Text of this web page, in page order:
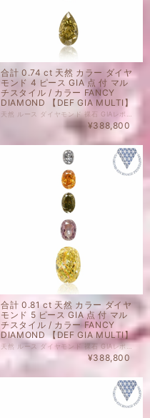
合計 0.74 ct 天然 カラー ダイヤ
モンド 4 ピース GIA 点 付 マル
チスタイル / カラー FANCY
DIAMOND 【DEF GIA MULTI】
¥388,800
合計 0.81 ct 天然 カラー ダイヤ
モンド 5 ピース GIA 点 付 マル
チスタイル / カラー FANCY
DIAMOND 【DEF GIA MULTI】
天然 ルース ダイヤモンド 裸石 GIAレポート 付 セット商品の場合、セット内のルース1点以上にGIAレポートがついております。詳細は画像にてご確認くださいませ。 ダイヤモンド自体、色起源天然です。 未ソーティングルースの個別のカラット、 サイズはお調べしておりません。 セット商品の個別のルース販売は致しかねます。 天然 ルース ダイヤモンド 裸石 ダイヤモンド 色起源 カラー、クラリティ 天然です。 子に孫に残したい特別なダイヤモンドも、 毎日身に着けられる気軽なダイヤモンドも、 納得のいくダイヤモンドを納得のいく価格でご購入ください。 ジュエリー加工承ります。ご希望の場合はどうぞお気軽にご相談ください。 ルースのご購入で、ジュエリー設計図1回無料でお造りいたします。 ご希望の際には、ご相談くださいませ。 ※ 私どもで扱うダイヤモンドはすべて新品です。 ※ 画像は、商品・グレーディングレポートともに、サンプルではなく当該商品の画像です。
¥388,800